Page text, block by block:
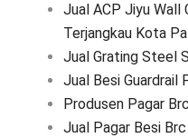
Jual ACP Jiyu Wall
Terjangkau Kota
Jual Grating Steel
Jual Besi Guardrail
Produsen Pagar
Jual Pagar Besi